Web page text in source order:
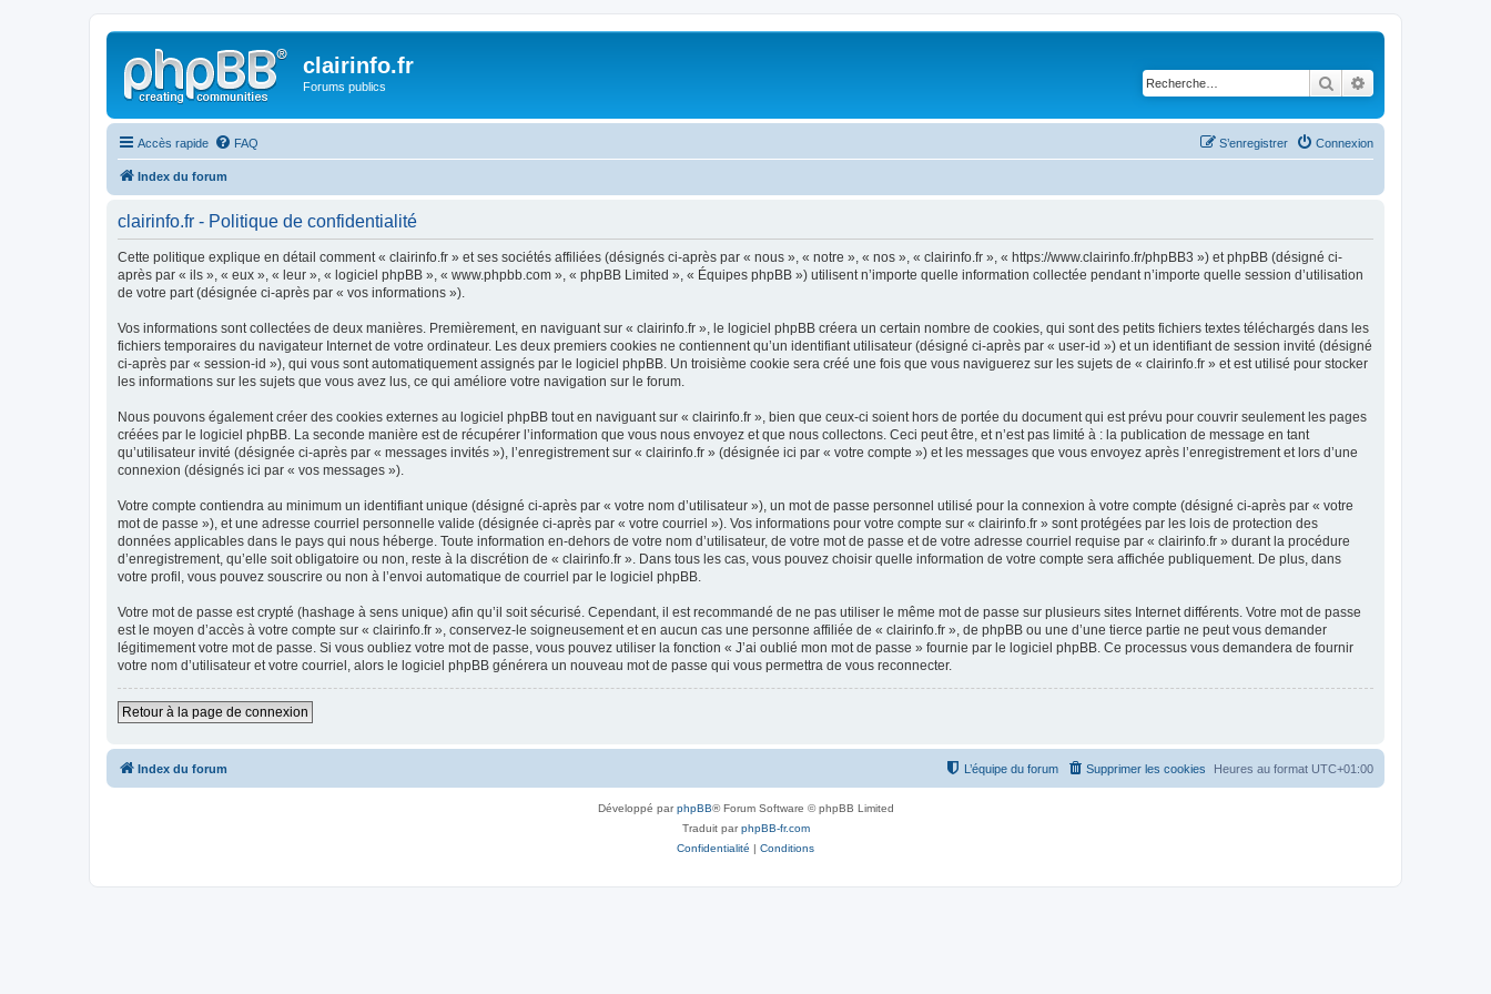
clairinfo.fr
Forums publics Rechercher
Accès rapide FAQ Connexion
S’enregistrer
Index du forum
clairinfo.fr - Politique de confidentialité
Cette politique explique en détail comment « clairinfo.fr » et ses sociétés affiliées (désignés ci-après par « nous », « notre », « nos », « clairinfo.fr », « https://www.clairinfo.fr/phpBB3 ») et phpBB (désigné ci-
après par « ils », « eux », « leur », « logiciel phpBB », « www.phpbb.com », « phpBB Limited », « Équipes phpBB ») utilisent n’importe quelle information collectée pendant n’importe quelle session d’utilisation
de votre part (désignée ci-après par « vos informations »).
Vos informations sont collectées de deux manières. Premièrement, en naviguant sur « clairinfo.fr », le logiciel phpBB créera un certain nombre de cookies, qui sont des petits fichiers textes téléchargés dans les
fichiers temporaires du navigateur Internet de votre ordinateur. Les deux premiers cookies ne contiennent qu’un identifiant utilisateur (désigné ci-après par « user-id ») et un identifiant de session invité (désigné
ci-après par « session-id »), qui vous sont automatiquement assignés par le logiciel phpBB. Un troisième cookie sera créé une fois que vous naviguerez sur les sujets de « clairinfo.fr » et est utilisé pour stocker
les informations sur les sujets que vous avez lus, ce qui améliore votre navigation sur le forum.
Nous pouvons également créer des cookies externes au logiciel phpBB tout en naviguant sur « clairinfo.fr », bien que ceux-ci soient hors de portée du document qui est prévu pour couvrir seulement les pages
créées par le logiciel phpBB. La seconde manière est de récupérer l’information que vous nous envoyez et que nous collectons. Ceci peut être, et n’est pas limité à : la publication de message en tant
qu’utilisateur invité (désignée ci-après par « messages invités »), l’enregistrement sur « clairinfo.fr » (désignée ici par « votre compte ») et les messages que vous envoyez après l’enregistrement et lors d’une
connexion (désignés ici par « vos messages »).
Votre compte contiendra au minimum un identifiant unique (désigné ci-après par « votre nom d’utilisateur »), un mot de passe personnel utilisé pour la connexion à votre compte (désigné ci-après par « votre
mot de passe »), et une adresse courriel personnelle valide (désignée ci-après par « votre courriel »). Vos informations pour votre compte sur « clairinfo.fr » sont protégées par les lois de protection des
données applicables dans le pays qui nous héberge. Toute information en-dehors de votre nom d’utilisateur, de votre mot de passe et de votre adresse courriel requise par « clairinfo.fr » durant la procédure
d’enregistrement, qu’elle soit obligatoire ou non, reste à la discrétion de « clairinfo.fr ». Dans tous les cas, vous pouvez choisir quelle information de votre compte sera affichée publiquement. De plus, dans
votre profil, vous pouvez souscrire ou non à l’envoi automatique de courriel par le logiciel phpBB.
Votre mot de passe est crypté (hashage à sens unique) afin qu’il soit sécurisé. Cependant, il est recommandé de ne pas utiliser le même mot de passe sur plusieurs sites Internet différents. Votre mot de passe
est le moyen d’accès à votre compte sur « clairinfo.fr », conservez-le soigneusement et en aucun cas une personne affiliée de « clairinfo.fr », de phpBB ou une d’une tierce partie ne peut vous demander
légitimement votre mot de passe. Si vous oubliez votre mot de passe, vous pouvez utiliser la fonction « J’ai oublié mon mot de passe » fournie par le logiciel phpBB. Ce processus vous demandera de fournir
votre nom d’utilisateur et votre courriel, alors le logiciel phpBB générera un nouveau mot de passe qui vous permettra de vous reconnecter.
Retour à la page de connexion
Index du forum Heures au format UTC+01:00
Supprimer les cookies
L’équipe du forum
Développé parphpBB® Forum Software © phpBB Limited
Traduit parphpBB-fr.com
Confidentialité | Conditions